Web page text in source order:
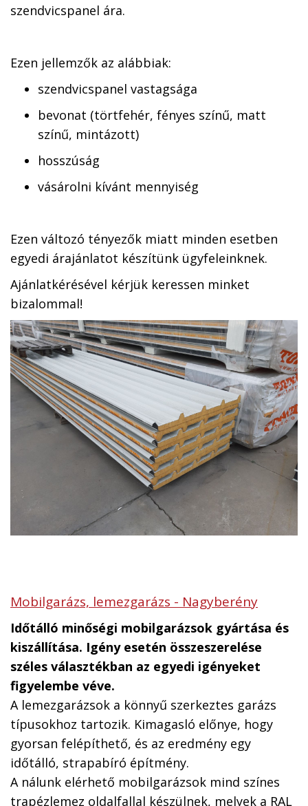
szendvicspanel ára.
Ezen jellemzők az alábbiak:
szendvicspanel vastagsága
bevonat (törtfehér, fényes színű, matt
színű, mintázott)
hosszúság
vásárolni kívánt mennyiség
Ezen változó tényezők miatt minden esetben
egyedi árajánlatot készítünk ügyfeleinknek.
Ajánlatkérésével kérjük keressen minket
bizalommal!
Mobilgarázs, lemezgarázs - Nagyberény
Időtálló minőségi mobilgarázsok gyártása és
kiszállítása. Igény esetén összeszerelése
széles választékban az egyedi igényeket
figyelembe véve.
A lemezgarázsok a könnyű szerkeztes garázs
típusokhoz tartozik. Kimagasló előnye, hogy
gyorsan felépíthető, és az eredmény egy
időtálló, strapabíró építmény.
A nálunk elérhető mobilgarázsok mind színes
trapézlemez oldalfallal készülnek, melyek a RAL